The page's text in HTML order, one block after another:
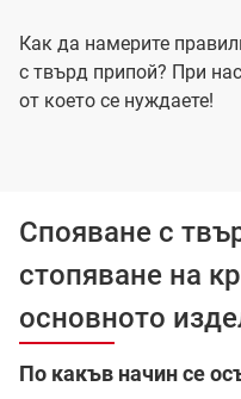
Как да намерите
с твърд припой? При
от което се нуждаете!
Спояване с
стопяване на
основното
По какъв начин се